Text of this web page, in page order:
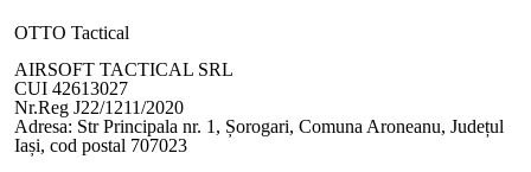
OTTO Tactical
AIRSOFT TACTICAL SRL
CUI 42613027
Nr.Reg J22/1211/2020
Adresa: Str Principala nr. 1 , Șorogari, Comuna Aroneanu, Județul
Iași, cod postal 707023